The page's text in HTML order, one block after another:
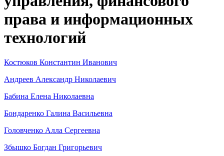
права и информационных
технологий
Костюков Константин Иванович
Андреев Александр Николаевич
Бабина Елена Николаевна
Бондаренко Галина Васильевна
Головченко Алла Сергеевна
Збышко Богдан Григорьевич